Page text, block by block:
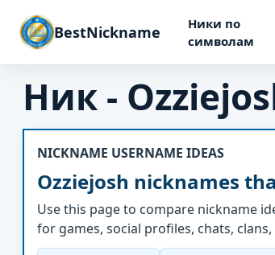
BestNickname
Ники по
символам
Ник -
NICKNAME USERNAME IDEAS
Ozziejosh nicknames
Use this page to compare nickname
for games, social profiles, chats,